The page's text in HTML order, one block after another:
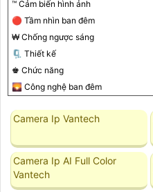
™️ Cảm biến hình ảnh
🔴 Tầm nhìn ban đêm
₩ Chống ngược sáng
🗜️ Thiết kế
♚ Chức năng
🌄 Công nghệ ban đêm
Camera Ip Vantech
Camera Ip AI Full Color
Vantech